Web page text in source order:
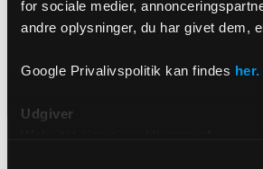
for sociale medier,
andre oplysninger, du har givet dem,
Google Privalivspolitik kan findes her.
Udgiver